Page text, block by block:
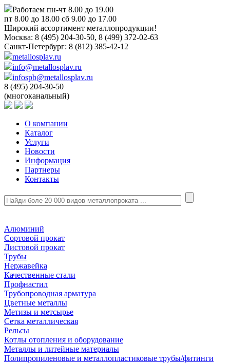
Работаем пн-чт 8.00 до 19.00
пт 8.00 до 18.00 сб 9.00 до 17.00
Широкий ассортимент металлопродукции!
Москва: 8 (495) 204-30-50, 8 (499) 372-02-63
Санкт-Петербург: 8 (812) 385-42-12
metallosplav.ru
info@metallosplav.ru
infospb@metallosplav.ru
8 (495) 204-30-50
(многоканальный)
О компании
Каталог
Услуги
Новости
Информация
Партнеры
Контакты
Алюминий
Сортовой прокат
Листовой прокат
Трубы
Нержавейка
Качественные стали
Профнастил
Трубопроводная арматура
Цветные металлы
Метизы и метсырье
Сетка металлическая
Рельсы
Котлы отопления и оборудование
Металлы и литейные материалы
Полипропиленовые и металлопластиковые трубы/фитинги